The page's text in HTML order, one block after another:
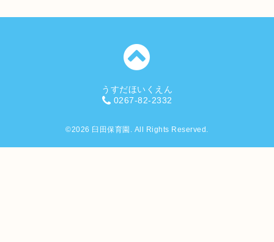
うすだほいくえん
0267-82-2332
©2026 臼田保育園 . All Rights Reserved.